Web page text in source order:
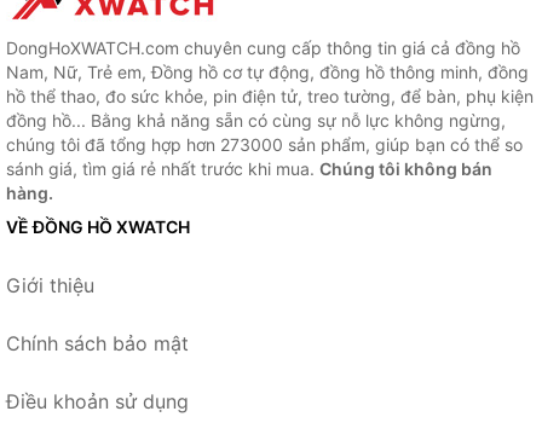
DongHoXWATCH.com chuyên cung cấp thông tin giá cả đồng hồ
Nam, Nữ, Trẻ em, Đồng hồ cơ tự động, đồng hồ thông minh, đồng
hồ thể thao, đo sức khỏe, pin điện tử, treo tường, để bàn, phụ kiện
đồng hồ... Bằng khả năng sẵn có cùng sự nỗ lực không ngừng,
chúng tôi đã tổng hợp hơn 273000 sản phẩm, giúp bạn có thể so
sánh giá, tìm giá rẻ nhất trước khi mua. Chúng tôi không bán
hàng.
VỀ ĐỒNG HỒ XWATCH
Giới thiệu
Chính sách bảo mật
Điều khoản sử dụng